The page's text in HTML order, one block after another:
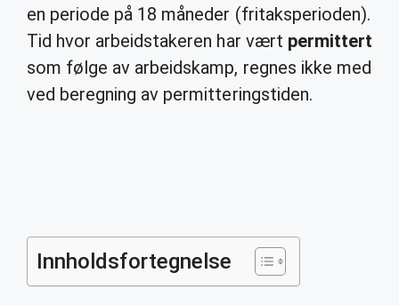
en periode på 18 måneder (fritaksperioden).
Tid hvor arbeidstakeren har vært permittert
som følge av arbeidskamp, regnes ikke med
ved beregning av permitteringstiden.
Innholdsfortegnelse